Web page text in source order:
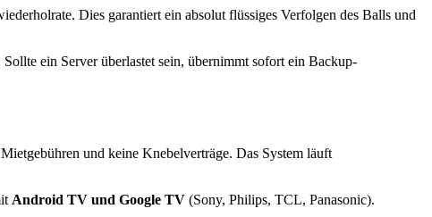
Dies garantiert ein absolut flüssiges Verfolgen des Balls und
ein Server überlastet sein, übernimmt sofort ein Backup-
und keine Knebelverträge. Das System läuft
Android TV und Google TV (Sony, Philips, TCL, Panasonic).